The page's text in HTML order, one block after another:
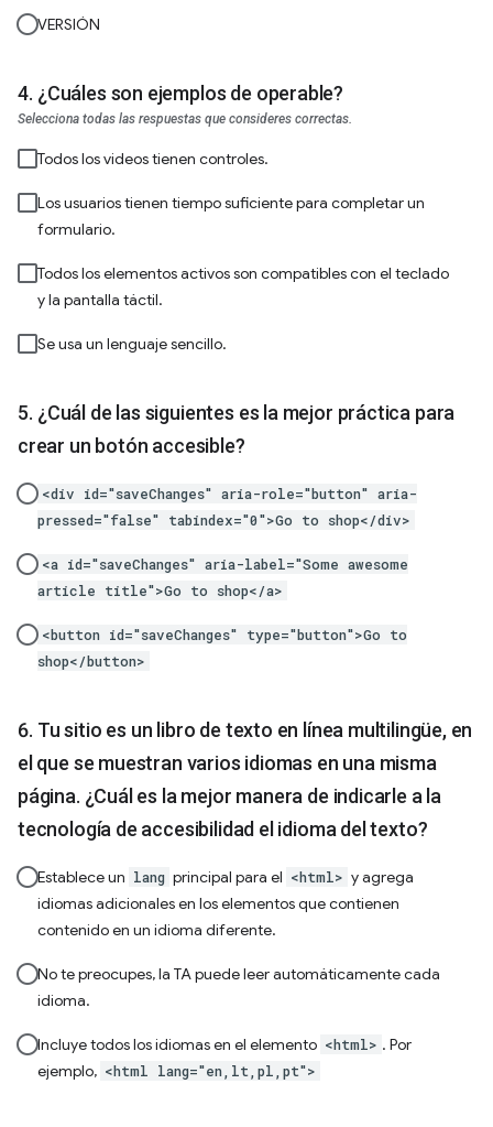
VERSIÓN
¿Cuáles son ejemplos de operable?
Selecciona todas las respuestas que consideres correctas.
Todos los videos tienen controles.
Los usuarios tienen tiempo suficiente para completar un
formulario.
Todos los elementos activos son compatibles con el teclado
y la pantalla táctil.
Se usa un lenguaje sencillo.
¿Cuál de las siguientes es la mejor práctica para
crear un botón accesible?
<div id="saveChanges" aria-role="button" aria-
pressed="false" tabindex="0">Go to shop</div>
<a id="saveChanges" aria-label="Some awesome
article title">Go to shop</a>
<button id="saveChanges" type="button">Go to
shop</button>
Tu sitio es un libro de texto en línea multilingüe, en
el que se muestran varios idiomas en una misma
página. ¿Cuál es la mejor manera de indicarle a la
tecnología de accesibilidad el idioma del texto?
Establece un lang principal para el <html> y agrega
idiomas adicionales en los elementos que contienen
contenido en un idioma diferente.
No te preocupes, la TA puede leer automáticamente cada
idioma.
Incluye todos los idiomas en el elemento <html> . Por
ejemplo, <html lang="en,lt,pl,pt">